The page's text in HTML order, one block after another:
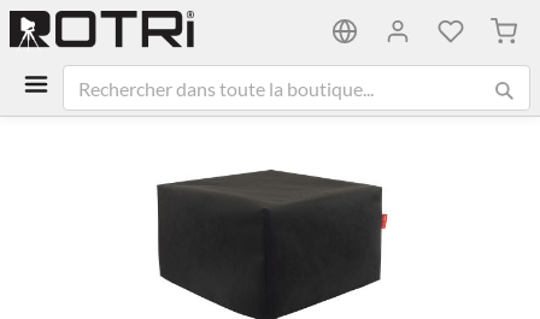
Mon